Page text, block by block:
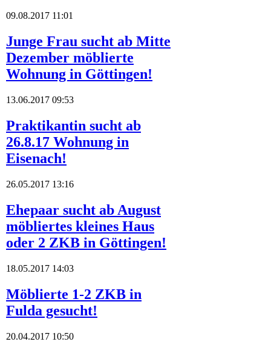
09.08.2017 11:01
Junge Frau sucht ab Mitte
Dezember möblierte
Wohnung in Göttingen!
13.06.2017 09:53
Praktikantin sucht ab
26.8.17 Wohnung in
Eisenach!
26.05.2017 13:16
Ehepaar sucht ab August
möbliertes kleines Haus
oder 2 ZKB in Göttingen!
18.05.2017 14:03
Möblierte 1-2 ZKB in
Fulda gesucht!
20.04.2017 10:50